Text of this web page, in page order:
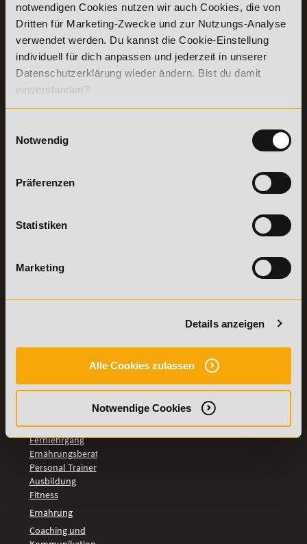
notwendigen Cookies nutzen wir auch Cookies, die von
Dritten für Marketing-Zwecke und zur Nutzungs-Analyse
verwendet werden. Du kannst die Cookie-Einstellung
individuell für dich anpassen und jederzeit in unserer
Datenschutzerklärung wieder ändern. Bist du damit
einverstanden?
Notwendig
Präferenzen
Statistiken
Marketing
Details anzeigen
Alle Cookies zulassen
Notwendige Cookies
WhatsApp:
+49 (0) 7191 9513201
Academy of Sports GmbH
Willy-Brandt-Platz 2
71522Backnang
Aus dem Ausland:+49 (0) 7191 - 229 87 – 0
Erreichbarkeit:
Samstag: 9:00 - 15:00 Uhr
Vertrag
widerrufen
Lehr- und
Lernmethoden
PreisFAIRsprechen
Online Campus
Fördermöglichkeiten
Partnerprogramm
der Academy of
Stellenangebote
Weiterbildungen
LEHRGÄNGE
und B-Lizenz
Fernlehrgang
Ernährungsberater
Personal Trainer
Personal Coach
werden
Mentaltrainer
Motivationstrainer
BILDUNGSBEREICHE
Fernlehrgang
Ernährungsberater
Personal Trainer
Ausbildung
Fitness
Ernährung
Coaching und